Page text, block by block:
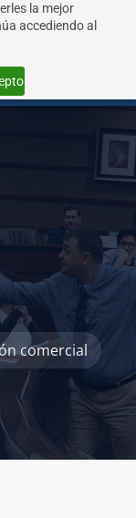
la mejor
accediendo al
comercial